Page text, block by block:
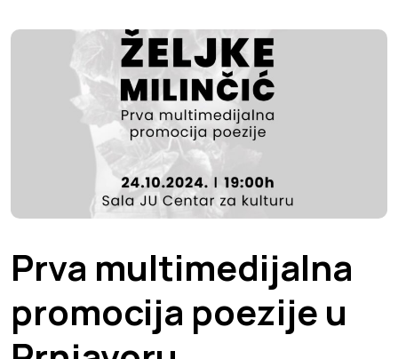
Prva multimedijalna
promocija poezije u